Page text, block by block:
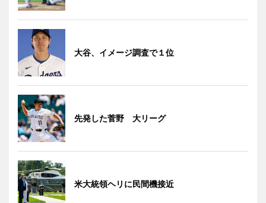
大谷、イメージ調査で１位
先発した菅野 大リーグ
米大統領ヘリに民間機接近